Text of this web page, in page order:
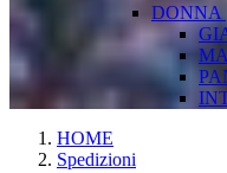
DONNA
HOME
Spedizioni